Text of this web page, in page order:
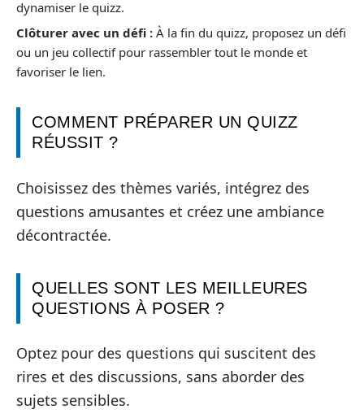
dynamiser le quizz.
Clôturer avec un défi : À la fin du quizz, proposez un défi
ou un jeu collectif pour rassembler tout le monde et
favoriser le lien.
COMMENT PRÉPARER UN QUIZZ
RÉUSSIT ?
Choisissez des thèmes variés, intégrez des
questions amusantes et créez une ambiance
décontractée.
QUELLES SONT LES MEILLEURES
QUESTIONS À POSER ?
Optez pour des questions qui suscitent des
rires et des discussions, sans aborder des
sujets sensibles.